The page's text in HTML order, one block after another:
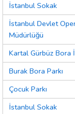
İstanbul Sokak
İstanbul Devlet
Müdürlüğü
Kartal Gürbüz Bora
Burak Bora Parkı
Çocuk Parkı
İstanbul Sokak